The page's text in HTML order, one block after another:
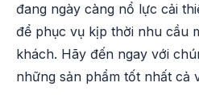
đang ngày càng nổ lực cải
để phục vụ kịp thời nhu cầu
khách. Hãy đến ngay với
những sản phẩm tốt nhất cả